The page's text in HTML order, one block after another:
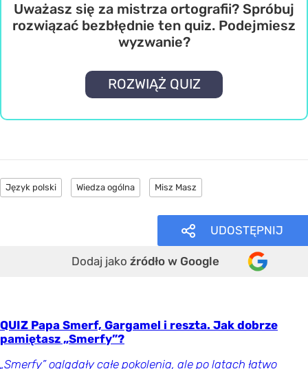
Uważasz się za mistrza ortografii? Spróbuj
rozwiązać bezbłędnie ten quiz. Podejmiesz
wyzwanie?
ROZWIĄŻ QUIZ
Język polski Wiedza ogólna Misz Masz
UDOSTĘPNIJ
Dodaj jako źródło w Google
QUIZ Papa Smerf, Gargamel i reszta. Jak dobrze
pamiętasz „Smerfy”?
„Smerfy” oglądały całe pokolenia, ale po latach łatwo